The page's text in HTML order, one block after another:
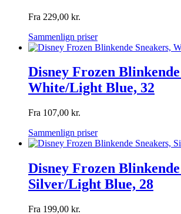
Fra 229,00 kr.
Sammenlign priser
Disney Frozen
White/Light Blue, 32
Fra 107,00 kr.
Sammenlign priser
Disney Frozen
Silver/Light Blue, 28
Fra 199,00 kr.